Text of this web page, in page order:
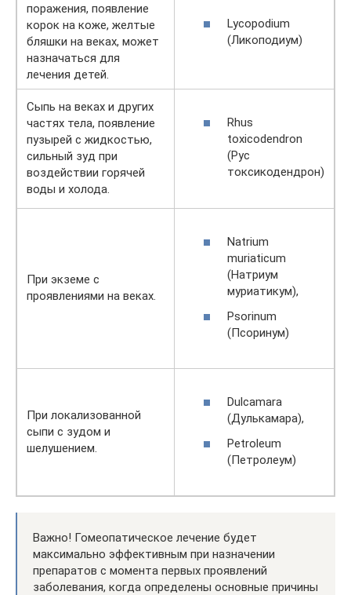
поражения, появление
корок на коже, желтые
бляшки на веках, может
назначаться для
лечения детей.
Lycopodium
(Ликоподиум)
Сыпь на веках и других
частях тела, появление
пузырей с жидкостью,
сильный зуд при
воздействии горячей
воды и холода.
Rhus
toxicodendron
(Рус
токсикодендрон)
При экземе с
проявлениями на веках.
Natrium
muriaticum
(Натриум
муриатикум),
Psorinum
(Псоринум)
При локализованной
сыпи с зудом и
шелушением.
Dulcamara
(Дулькамара),
Petroleum
(Петролеум)
Важно! Гомеопатическое лечение будет
максимально эффективным при назначении
препаратов с момента первых проявлений
заболевания, когда определены основные причины